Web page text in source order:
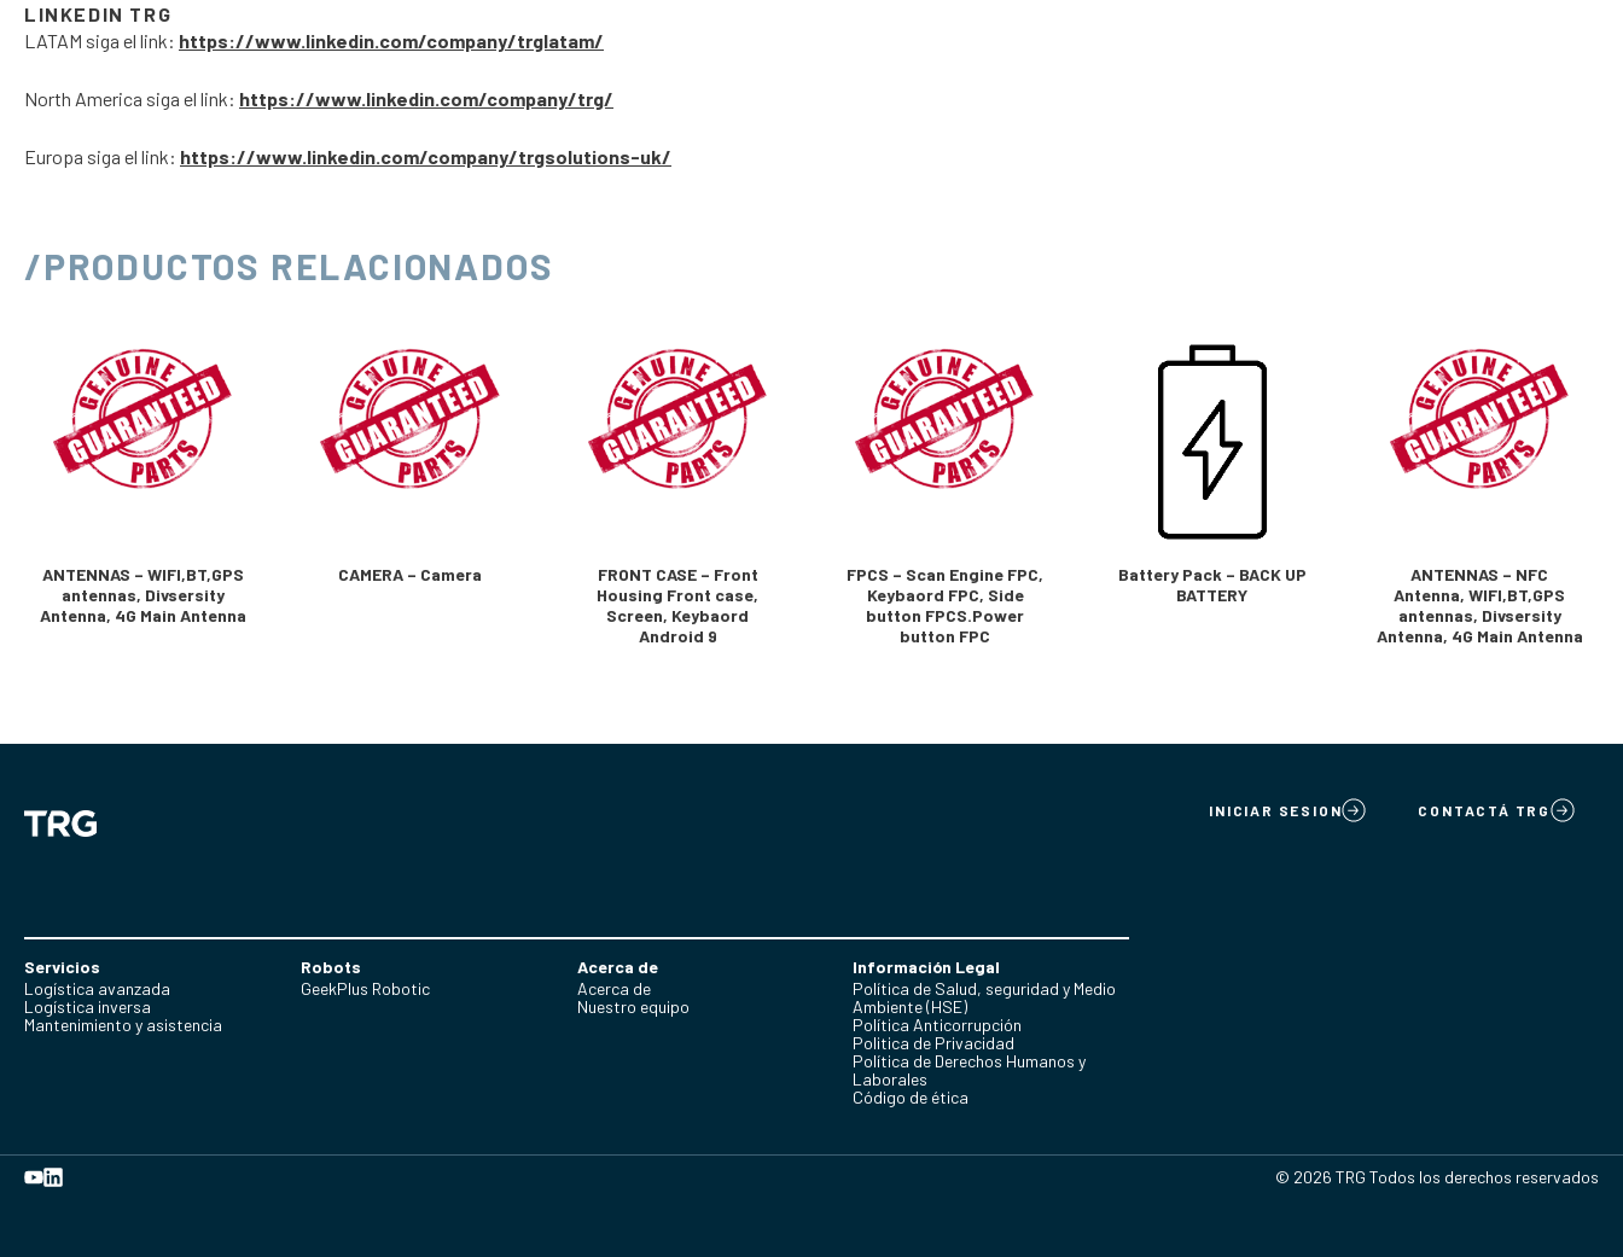
LINKEDIN TRG
LATAM siga el link: https://www.linkedin.com/company/trglatam/
North America siga el link: https://www.linkedin.com/company/trg/
Europa siga el link: https://www.linkedin.com/company/trgsolutions-uk/
/PRODUCTOS RELACIONADOS
ANTENNAS – WIFI,BT,GPS
antennas, Divsersity
Antenna, 4G Main Antenna
CAMERA – Camera
FRONT CASE – Front
Housing Front case,
Screen, Keybaord
Android 9
FPCS – Scan Engine FPC,
Keybaord FPC, Side
button FPCS.Power
button FPC
Battery Pack – BACK UP
BATTERY
ANTENNAS – NFC
Antenna, WIFI,BT,GPS
antennas, Divsersity
Antenna, 4G Main Antenna
INICIAR SESION CONTACTÁ TRG
Servicios
Logística avanzada
Logística inversa
Mantenimiento y asistencia
Robots
GeekPlus Robotic
Acerca de
Acerca de
Nuestro equipo
Información Legal
Política de Salud, seguridad y Medio
Ambiente (HSE)
Política Anticorrupción
Politica de Privacidad
Política de Derechos Humanos y
Laborales
Código de ética
© 2026 TRG Todos los derechos reservados